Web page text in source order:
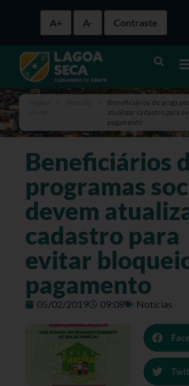
A+ A- Contraste
Beneficiários de
atualizar cadastro para
pagamento
Beneficiários
programas
devem
cadastro para
evitar
pagamento
05/02/2019 09:08 Notícias